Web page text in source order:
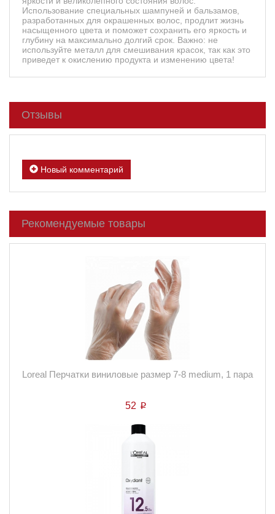
Использование специальных шампуней и бальзамов,
разработанных для окрашенных волос, продлит жизнь
насыщенного цвета и поможет сохранить его яркость и
глубину на максимально долгий срок. Важно: не
используйте металл для смешивания красок, так как это
приведет к окислению продукта и изменению цвета!
Отзывы
Новый комментарий
Рекомендуемые товары
Loreal Перчатки виниловые размер 7-8 medium, 1 пара
52 p